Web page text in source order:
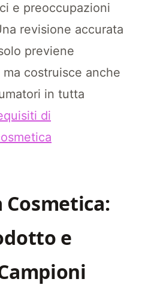
e preoccupazioni
revisione accurata
previene
costruisce anche
in tutta
di
e